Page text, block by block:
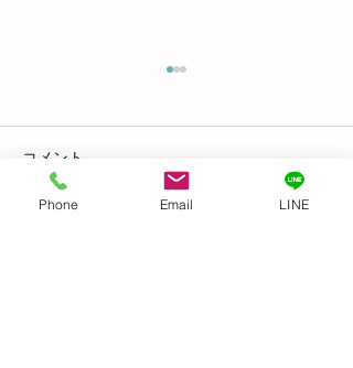
コメント
Phone Email LINE